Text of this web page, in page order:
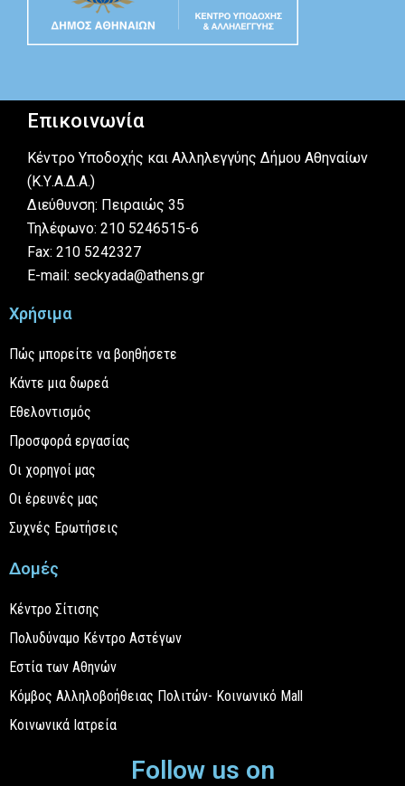
Επικοινωνία
Κέντρο Υποδοχής και Αλληλεγγύης Δήμου Αθηναίων
(Κ.Υ.Α.Δ.Α.)
Διεύθυνση: Πειραιώς 35
Τηλέφωνο: 210 5246515-6
Fax: 210 5242327
E-mail: seckyada@athens.gr
Χρήσιμα
Πώς μπορείτε να βοηθήσετε
Κάντε μια δωρεά
Εθελοντισμός
Προσφορά εργασίας
Οι χορηγοί μας
Οι έρευνές μας
Συχνές Ερωτήσεις
Δομές
Κέντρο Σίτισης
Πολυδύναμο Κέντρο Αστέγων
Εστία των Αθηνών
Κόμβος Αλληλοβοήθειας Πολιτών- Κοινωνικό Mall
Κοινωνικά Ιατρεία
Follow us on